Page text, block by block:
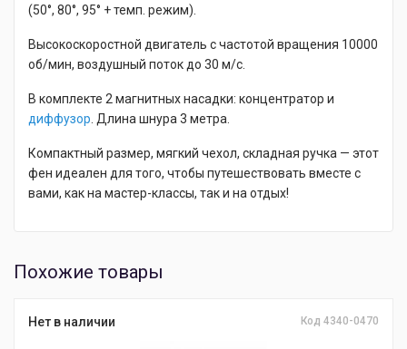
(50°, 80°, 95° + темп. режим).
Высокоскоростной двигатель с частотой вращения 10000
об/мин, воздушный поток до 30 м/с.
В комплекте 2 магнитных насадки: концентратор и
диффузор . Длина шнура 3 метра.
Компактный размер, мягкий чехол, складная ручка — этот
фен идеален для того, чтобы путешествовать вместе с
вами, как на мастер-классы, так и на отдых!
Похожие товары
Нет в наличии Код 4340-0470